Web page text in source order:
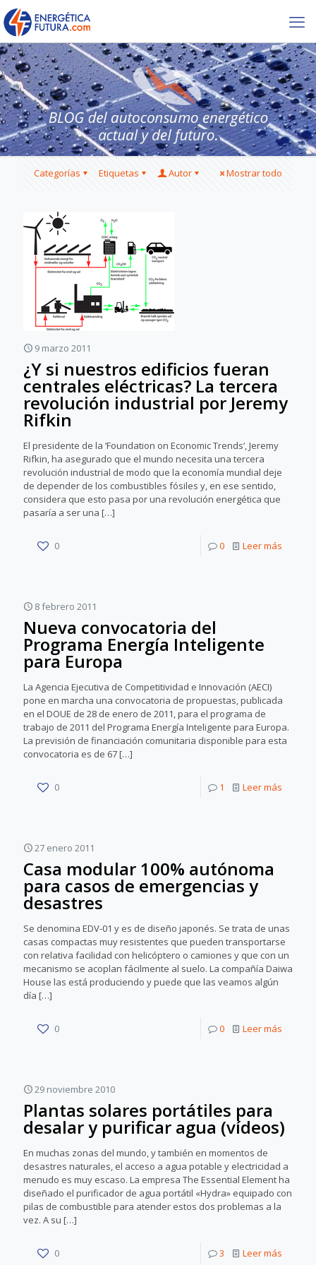
Categorías Etiquetas Autor Mostrar todo
9 marzo 2011
¿Y si nuestros edificios fueran
centrales eléctricas? La tercera
revolución industrial por Jeremy
Rifkin
El presidente de la ‘Foundation on Economic Trends‘, Jeremy
Rifkin, ha asegurado que el mundo necesita una tercera
revolución industrial de modo que la economía mundial deje
de depender de los combustibles fósiles y, en ese sentido,
considera que esto pasa por una revolución energética que
pasaría a ser una […]
0 0 Leer más
8 febrero 2011
Nueva convocatoria del
Programa Energía Inteligente
para Europa
La Agencia Ejecutiva de Competitividad e Innovación (AECI)
pone en marcha una convocatoria de propuestas, publicada
en el DOUE de 28 de enero de 2011, para el programa de
trabajo de 2011 del Programa Energía Inteligente para Europa.
La previsión de financiación comunitaria disponible para esta
convocatoria es de 67[…]
0 1 Leer más
27 enero 2011
Casa modular 100% autónoma
para casos de emergencias y
desastres
Se denomina EDV-01 y es de diseño japonés. Se trata de unas
casas compactas muy resistentes que pueden transportarse
con relativa facilidad con helicóptero o camiones y que con un
mecanismo se acoplan fácilmente al suelo. La compañía Daiwa
House las está produciendo y puede que las veamos algún
día […]
0 0 Leer más
29 noviembre 2010
Plantas solares portátiles para
desalar y purificar agua (vídeos)
En muchas zonas del mundo, y también en momentos de
desastres naturales, el acceso a agua potable y electricidad a
menudo es muy escaso. La empresa The Essential Element ha
diseñado el purificador de agua portátil «Hydra» equipado con
pilas de combustible para atender estos dos problemas a la
vez. A su […]
0 3 Leer más